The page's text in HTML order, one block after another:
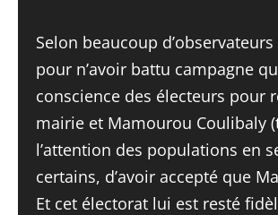
Selon beaucoup
pour n’avoir battu campagne
conscience des électeurs pour
mairie et Mamourou Coulibaly
l’attention des populations en
certains, d’avoir accepté que
Et cet électorat lui est resté